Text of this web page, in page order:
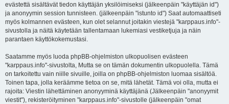
evästettä sisältävät tiedon käyttäjän yksilöimiseksi (jälkeenpäin "käyttäjän id")
ja anonyymin session tunnisteen. (jälkeenpäin "istunto id") Saat automaattiseti
myös kolmannen evästeen, kun olet selannut joitakin viestejä "karppaus.info"-
sivustolla ja näitä käytetään tallentamaan lukemiasi vestiketjuja ja näin
parantaen käyttökokemustasi.
Saatamme myös luoda phpBB-ohjelmiston ulkopuolisen evästeen
"karppaus.info"-sivustolta, Mutta se on tämän dokumentin ulkopuolella. Tämä
on tarkoitettu vain niille sivuille, joilla on phpBB-ohjelmiston luomaa sisältöä.
Toinen tapa, jolla keräämme tietoa on se, mitä lähetät. Tämä voi olla, mutta ei
rajoita: Viestin lähettäminen anonyyminä käyttäjänä (Jälkeenpäin "anonyymit
viestit"), rekisteröityminen "karppaus.info"-sivustolle (jälkeenpäin "omat